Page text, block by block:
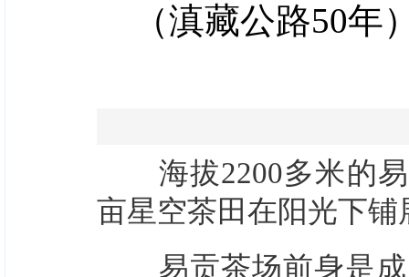
（滇藏公路50
海拔2200多米的易
亩星空茶田在阳光下
易贡茶场前身是成